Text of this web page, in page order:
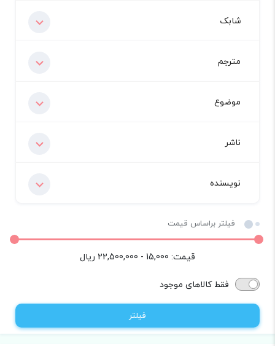
شابک
مترجم
موضوع
ناشر
نویسنده
فیلتر براساس قیمت
قیمت: 15,000 - 22,500,000
ریال
فقط کالاهای موجود
فیلتر